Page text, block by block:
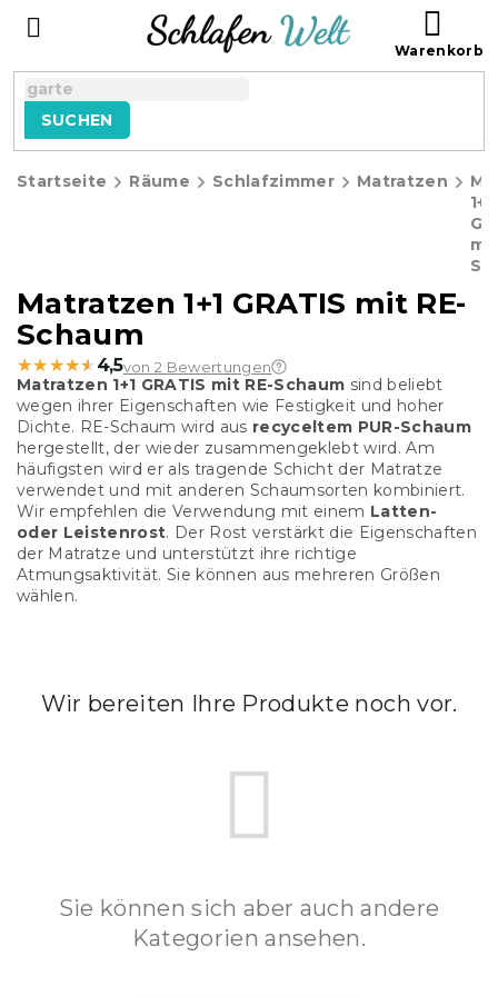
SUCHEN
Startseite Räume Schlafzimmer Matratzen
1+1
Matratzen 1+1 GRATIS mit RE-
Schaum
★★★★★
★★★★★ 4,5von 2 Bewertungen
Matratzen 1+1 GRATIS mit RE-Schaum sind beliebt
wegen ihrer Eigenschaften wie Festigkeit und hoher
Dichte. RE-Schaum wird aus recyceltem PUR-Schaum
hergestellt, der wieder zusammengeklebt wird. Am
häufigsten wird er als tragende Schicht der Matratze
verwendet und mit anderen Schaumsorten kombiniert.
Wir empfehlen die Verwendung mit einem Latten-
oder Leistenrost. Der Rost verstärkt die Eigenschaften
der Matratze und unterstützt ihre richtige
Atmungsaktivität. Sie können aus mehreren Größen
wählen.
Wir bereiten Ihre Produkte noch vor.
Sie können sich aber auch andere
Kategorien ansehen.